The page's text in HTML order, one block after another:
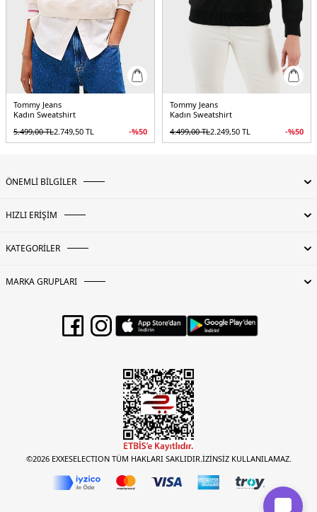
Tommy Jeans
Kadın Sweatshirt
5.499,00TL2.749,50 TL -%50
Tommy Jeans
Kadın Sweatshirt
4.499,00TL2.249,50 TL -%50
ÖNEMLİ BİLGİLER
HIZLI ERİŞİM
KATEGORİLER
MARKA GRUPLARI
©2026 EXXESELECTION TÜM HAKLARI SAKLIDIR.İZİNSİZ KULLANILAMAZ.